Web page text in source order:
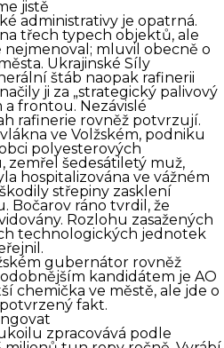
jistě
administrativy je opatrná.
třech typech objektů, ale
mluvil obecně o
Ukrajinské Síly
štáb naopak rafinerii
ji za „strategický palivový
frontou. Nezávislé
rafinerie rovněž potvrzují.
ve Volžském, podniku
polyesterových
zemřel šedesátiletý muž,
hospitalizována ve vážném
střepiny zasklení
Bočarov ráno tvrdil, že
Rozlohu zasažených
technologických jednotek
gubernátor rovněž
kandidátem je AO
chemička ve městě, ale jde o
fakt.
zpracovává podle